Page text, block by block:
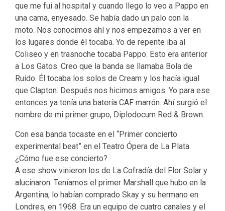
que me fui al hospital y cuando llego lo veo a Pappo en
una cama, enyesado. Se había dado un palo con la
moto. Nos conocimos ahí y nos empezamos a ver en
los lugares donde él tocaba. Yo de repente iba al
Coliseo y en trasnoche tocaba Pappo. Esto era anterior
a Los Gatos. Creo que la banda se llamaba Bola de
Ruido. Él tocaba los solos de Cream y los hacía igual
que Clapton. Después nos hicimos amigos. Yo para ese
entonces ya tenía una batería CAF marrón. Ahí surgió el
nombre de mi primer grupo, Diplodocum Red & Brown.
Con esa banda tocaste en el “Primer concierto
experimental beat” en el Teatro Ópera de La Plata.
¿Cómo fue ese concierto?
A ese show vinieron los de La Cofradía del Flor Solar y
alucinaron. Teníamos el primer Marshall que hubo en la
Argentina; lo habían comprado Skay y su hermano en
Londres, en 1968. Era un equipo de cuatro canales y el